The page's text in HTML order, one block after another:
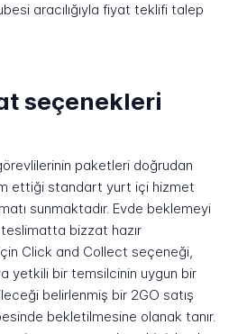
aracılığıyla fiyat teklifi talep
seçenekleri
paketleri doğrudan
ettiği standart yurt içi hizmet
sunmaktadır. Evde beklemeyi
bizzat hazır
Click and Collect seçeneği,
yetkili bir temsilcinin uygun bir
belirlenmiş bir 2GO satış
bekletilmesine olanak tanır.